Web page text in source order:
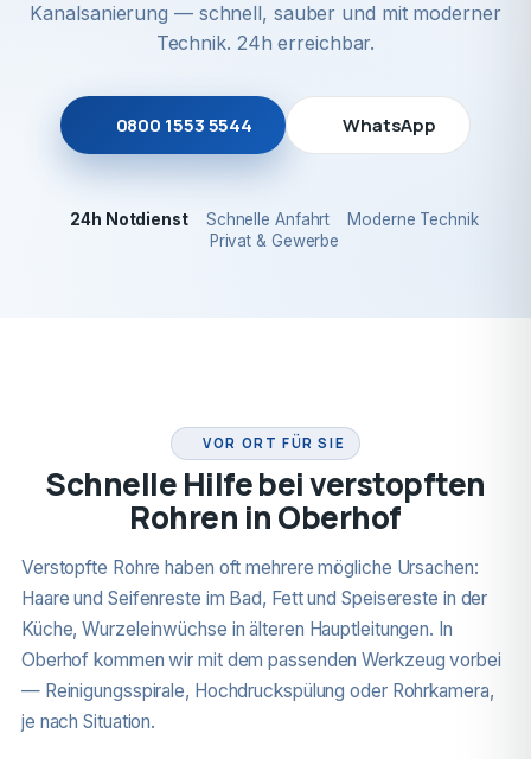
Kanalsanierung — schnell, sauber und mit moderner
Technik. 24h erreichbar.
0800 1553 5544 WhatsApp
24h Notdienst Schnelle Anfahrt
Moderne Technik
Privat & Gewerbe
VOR ORT FÜR SIE
Schnelle Hilfe bei verstopften
Rohren in Oberhof
Verstopfte Rohre haben oft mehrere mögliche Ursachen:
Haare und Seifenreste im Bad, Fett und Speisereste in der
Küche, Wurzeleinwüchse in älteren Hauptleitungen. In
Oberhof kommen wir mit dem passenden Werkzeug vorbei
— Reinigungsspirale, Hochdruckspülung oder Rohrkamera,
je nach Situation.